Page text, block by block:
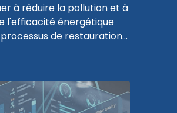
à réduire la pollution et à
l'efficacité énergétique
de restauration